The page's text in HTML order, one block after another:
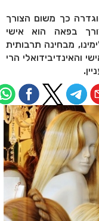
כך משום הצורך
בפאה הוא אישי
מבחינה תרבותית
והאינדיבידואלי הרי